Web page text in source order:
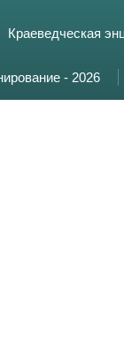
Краеведческая
- 2026